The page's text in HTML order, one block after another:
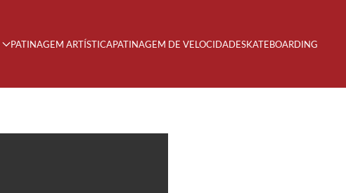
PATINAGEM ARTÍSTICAPATINAGEM DE VELOCIDADESKATEBOARDING